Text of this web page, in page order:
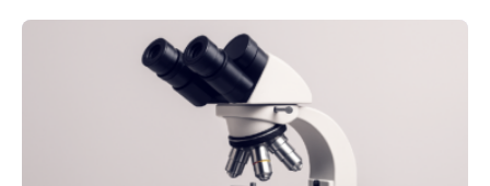
Schlaganfall“ mit Sitz in Würzburg fördert die
Schlaganfallforschung, um die Behandlung der
Betroffenen zu verbessern. Dazu schreibt sie auch in
diesem Jahr wieder deutschlandweit den Hentschel-
Preis aus. Er richtet sich gezielt an jüngere
Forscherinnen und Forscher unter 40 Jahren. Geehrt